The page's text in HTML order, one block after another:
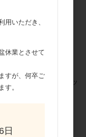
ルズ グランマスターパレッツ
用いただき、
休業とさせて
すが、何卒ご
す。
日